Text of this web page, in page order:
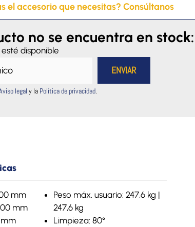
el accesorio que necesitas? Consúltanos
no se encuentra en stock:
disponible
legal y la Política de privacidad.
mm
mm
mm
Peso máx. usuario: 247,6 kg |
247,6 kg
Limpieza: 80°